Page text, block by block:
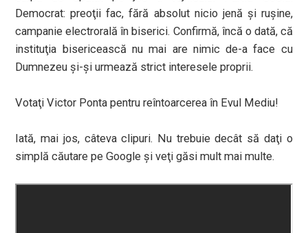
Democrat: preoţii fac, fără absolut nicio jenă şi ruşine,
campanie electrorală în biserici. Confirmă, încă o dată, că
instituţia bisericească nu mai are nimic de-a face cu
Dumnezeu şi-şi urmează strict interesele proprii.
Votaţi Victor Ponta pentru reîntoarcerea în Evul Mediu!
Iată, mai jos, câteva clipuri. Nu trebuie decât să daţi o
simplă căutare pe Google şi veţi găsi mult mai multe.